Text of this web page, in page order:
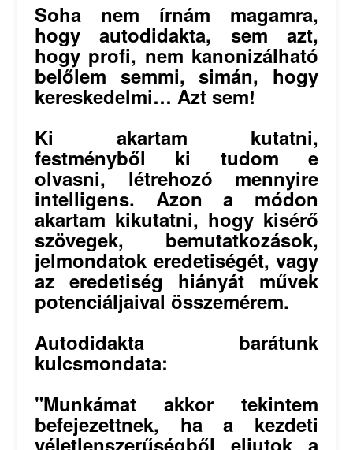
Soha nem írnám magamra,
hogy autodidakta, sem azt,
hogy profi, nem kanonizálható
belőlem semmi, simán, hogy
kereskedelmi… Azt sem!
Ki akartam kutatni,
festményből ki tudom e
olvasni, létrehozó mennyire
intelligens. Azon a módon
akartam kikutatni, hogy kisérő
szövegek, bemutatkozások,
jelmondatok eredetiségét, vagy
az eredetiség hiányát művek
potenciáljaival összemérem.
Autodidakta barátunk
kulcsmondata:
"Munkámat akkor tekintem
befejezettnek, ha a kezdeti
véletlenszerűségből eljutok a